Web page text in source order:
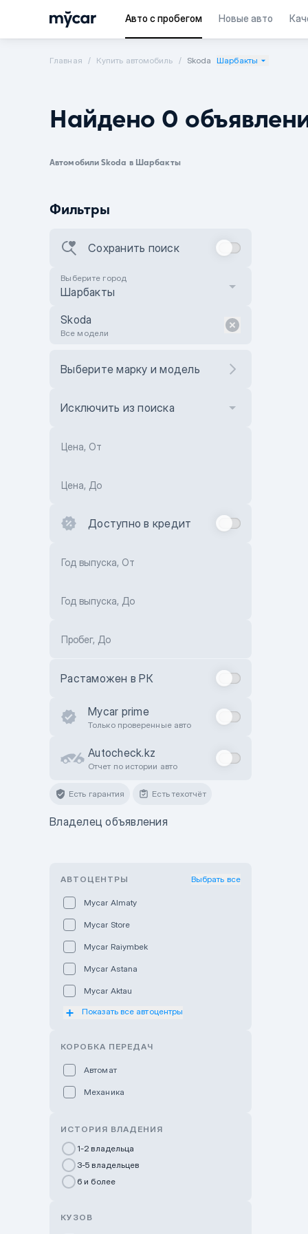
Авто с пробегом Новые авто
Главная Купить автомобиль Skoda Шарбакты
Найдено 0
Автомобили Skoda в Шарбакты
Фильтры
Сохранить поиск
Выберите город
Шарбакты
Skoda
Все модели
Выберите марку и модель
Исключить из поиска
Цена, От
Цена, До
Доступно в кредит
Год выпуска, От
Год выпуска, До
Пробег, До
Растаможен в РК
Mycar prime
Только проверенные авто
Autocheck.kz
Отчет по истории авто
Есть гарантия Есть техотчёт
Владелец объявления
АВТОЦЕНТРЫ Выбрать все
Mycar Almaty
Mycar Store
Mycar Raiymbek
Mycar Astana
Mycar Aktau
Mycar Uralsk
GWM Nurly Zhol
Chery Astana
Показать все автоцентры
КОРОБКА ПЕРЕДАЧ
Автомат
Механика
ИСТОРИЯ ВЛАДЕНИЯ
1-2 владельца
3-5 владельцев
6 и более
КУЗОВ